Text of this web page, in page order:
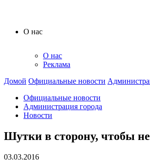
О нас
О нас
Реклама
Домой Официальные новости
Официальные новости
Администрация города
Новости
Шутки в сторону, чтобы не
03.03.2016